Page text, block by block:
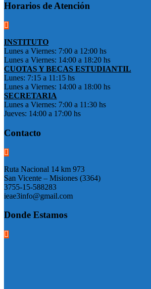
Horarios de Atención
INSTITUTO
Lunes a Viernes: 7:00 a 12:00 hs
Lunes a Viernes: 14:00 a 18:20 hs
CUOTAS Y BECAS ESTUDIANTIL
Lunes: 7:15 a 11:15 hs
Lunes a Viernes: 14:00 a 18:00 hs
SECRETARIA
Lunes a Viernes: 7:00 a 11:30 hs
Jueves: 14:00 a 17:00 hs
Contacto
Ruta Nacional 14 km 973
San Vicente – Misiones (3364)
3755-15-588283
ieae3info@gmail.com
Donde Estamos